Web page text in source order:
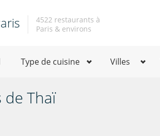
4522 restaurants à
Paris & environs
Type de cuisine Villes
de Thaï